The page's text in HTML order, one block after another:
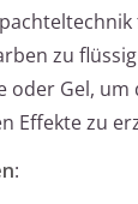
zu
oder Gel, um
Effekte zu
: